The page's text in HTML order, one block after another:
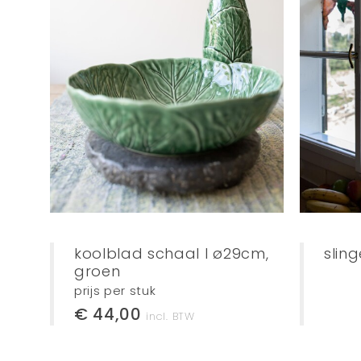
koolblad schaal l ø29cm,
groen
prijs per stuk
€ 44,00 incl. BTW